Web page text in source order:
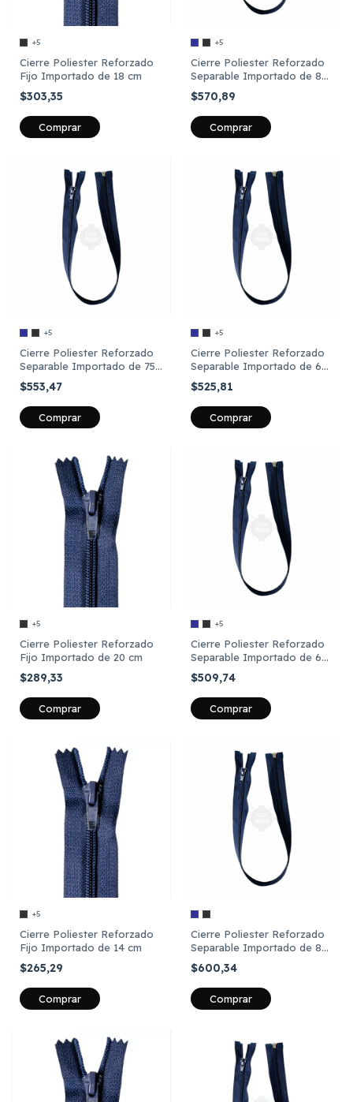
+5
Cierre Poliester Reforzado
Fijo Importado de 18 cm
$303,35
Comprar
+5
Cierre Poliester Reforzado
Separable Importado de 80
cm
$570,89
Comprar
+5
Cierre Poliester Reforzado
Separable Importado de 75
cm
$553,47
Comprar
+5
Cierre Poliester Reforzado
Separable Importado de 65
cm
$525,81
Comprar
+5
Cierre Poliester Reforzado
Fijo Importado de 20 cm
$289,33
Comprar
+5
Cierre Poliester Reforzado
Separable Importado de 60
cm
$509,74
Comprar
+5
Cierre Poliester Reforzado
Fijo Importado de 14 cm
$265,29
Comprar
Cierre Poliester Reforzado
Separable Importado de 85
cm
$600,34
Comprar